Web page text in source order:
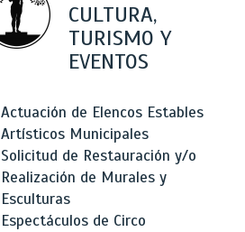
CULTURA,
TURISMO Y
EVENTOS
Actuación de Elencos Estables
Artísticos Municipales
Solicitud de Restauración y/o
Realización de Murales y
Esculturas
Espectáculos de Circo